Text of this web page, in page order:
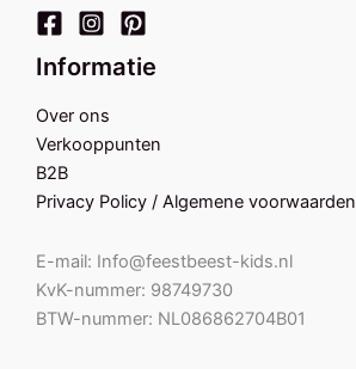
Informatie
Over ons
Verkooppunten
B2B
Privacy Policy / Algemene voorwaarden
E-mail: Info@feestbeest-kids.nl
KvK-nummer: 98749730
BTW-nummer: NL086862704B01